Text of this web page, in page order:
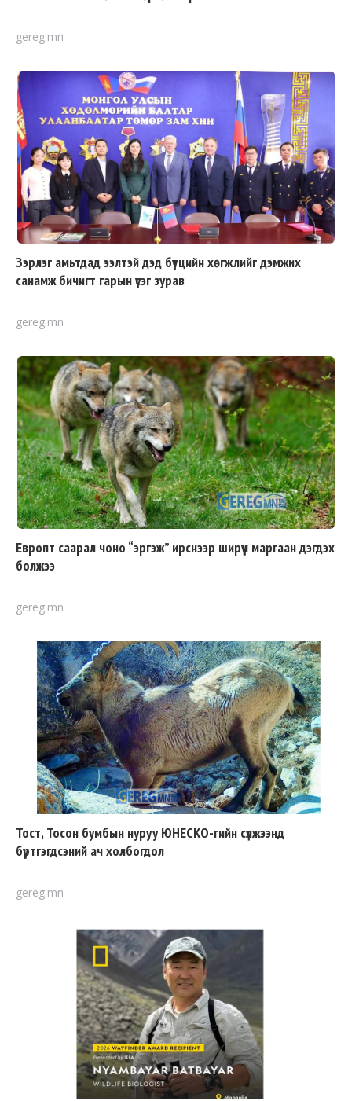
gereg.mn
Зэрлэг амьтдад ээлтэй дэд бүтцийн хөгжлийг дэмжих
санамж бичигт гарын үсэг зурав
gereg.mn
Европт саарал чоно “эргэж” ирснээр ширүүн маргаан дэгдэх
болжээ
gereg.mn
Тост, Тосон бумбын нуруу ЮНЕСКО-гийн сүлжээнд
бүртгэгдсэний ач холбогдол
gereg.mn